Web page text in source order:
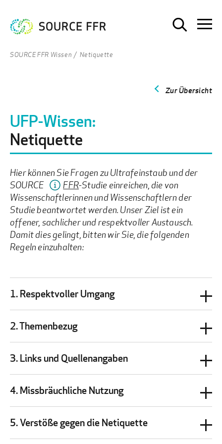
SOURCE FFR Wissen Netiquette
Zur Übersicht
UFP-Wissen:
Netiquette
Hier können Sie Fragen zu Ultrafeinstaub und der
SOURCE
FFR-Studie einreichen, die von
Wissenschaftlerinnen und Wissenschaftlern der
Studie beantwortet werden. Unser Ziel ist ein
offener, sachlicher und respektvoller Austausch.
Damit dies gelingt, bitten wir Sie, die folgenden
Regeln einzuhalten:
1. Respektvoller Umgang
2. Themenbezug
3. Links und Quellenangaben
4. Missbräuchliche Nutzung
5. Verstöße gegen die Netiquette